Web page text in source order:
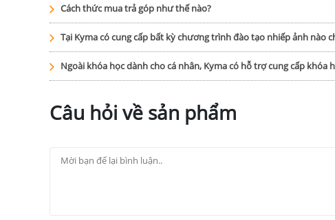
Cách thức mua trả góp như thế nào?
Tại Kyma có cung cấp bất kỳ chương trình đào tạo nhiếp ảnh nào
Ngoài khóa học dành cho cá nhân, Kyma có hỗ trợ cung cấp
Câu hỏi về sản phẩm